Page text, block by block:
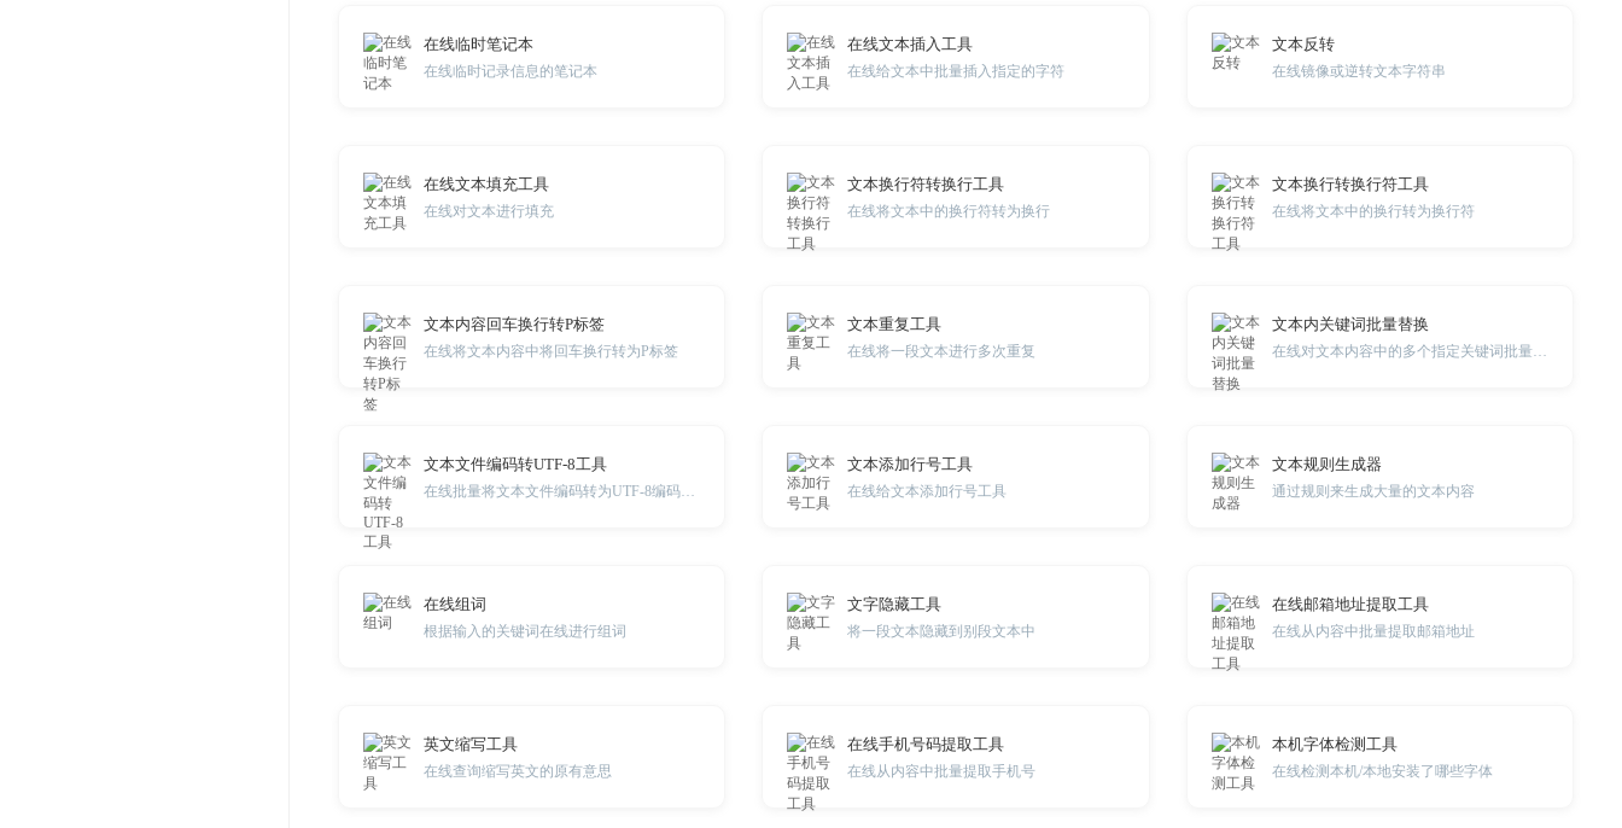
在线临时笔记本
在线临时记录信息的笔记本
在线文本插入工具
在线给文本中批量插入指定的字符
文本反转
在线镜像或逆转文本字符串
在线文本填充工具
在线对文本进行填充
文本换行符转换行工具
在线将文本中的换行符转为换行
文本换行转换行符工具
在线将文本中的换行转为换行符
文本内容回车换行转P标签
在线将文本内容中将回车换行转为P标签
文本重复工具
在线将一段文本进行多次重复
文本内关键词批量替换
在线对文本内容中的多个指定关键词批量替换
文本文件编码转UTF-8工具
在线批量将文本文件编码转为UTF-8编码并下载
文本添加行号工具
在线给文本添加行号工具
文本规则生成器
通过规则来生成大量的文本内容
在线组词
根据输入的关键词在线进行组词
文字隐藏工具
将一段文本隐藏到别段文本中
在线邮箱地址提取工具
在线从内容中批量提取邮箱地址
英文缩写工具
在线查询缩写英文的原有意思
在线手机号码提取工具
在线从内容中批量提取手机号
本机字体检测工具
在线检测本机/本地安装了哪些字体